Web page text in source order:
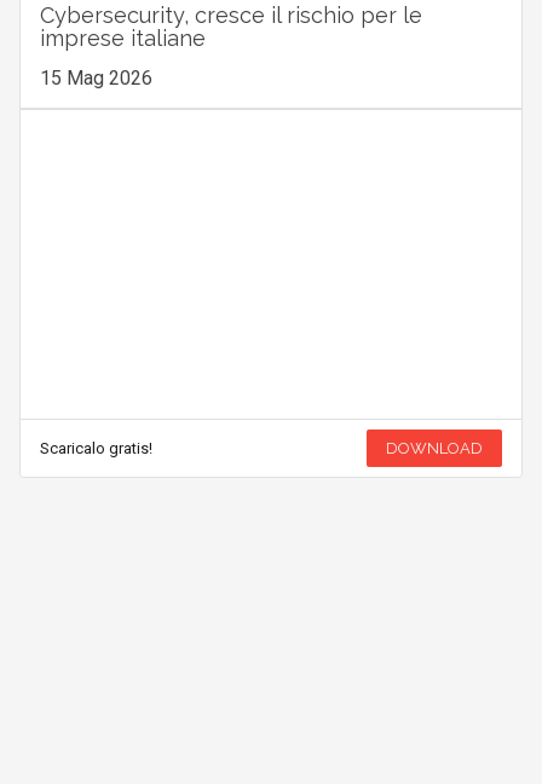
Cybersecurity, cresce il rischio per le
imprese italiane
15 Mag 2026
Scaricalo gratis! DOWNLOAD